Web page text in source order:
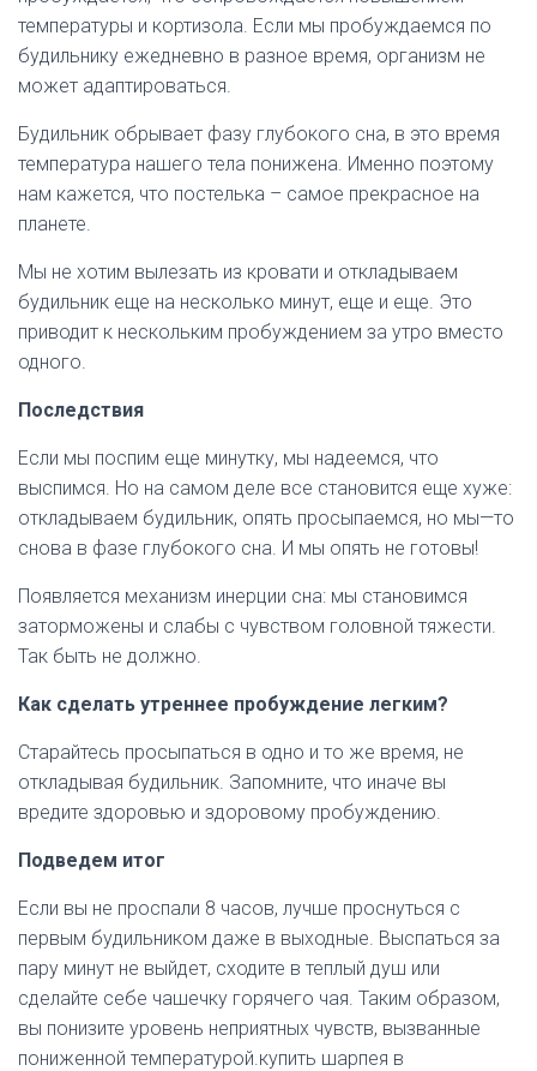
температуры и кортизола. Если мы пробуждаемся по
будильнику ежедневно в разное время, организм не
может адаптироваться.
Будильник обрывает фазу глубокого сна, в это время
температура нашего тела понижена. Именно поэтому
нам кажется, что постелька – самое прекрасное на
планете.
Мы не хотим вылезать из кровати и откладываем
будильник еще на несколько минут, еще и еще. Это
приводит к нескольким пробуждением за утро вместо
одного.
Последствия
Если мы поспим еще минутку, мы надеемся, что
выспимся. Но на самом деле все становится еще хуже:
откладываем будильник, опять просыпаемся, но мы—то
снова в фазе глубокого сна. И мы опять не готовы!
Появляется механизм инерции сна: мы становимся
заторможены и слабы с чувством головной тяжести.
Так быть не должно.
Как сделать утреннее пробуждение легким?
Старайтесь просыпаться в одно и то же время, не
откладывая будильник. Запомните, что иначе вы
вредите здоровью и здоровому пробуждению.
Подведем итог
Если вы не проспали 8 часов, лучше проснуться с
первым будильником даже в выходные. Выспаться за
пару минут не выйдет, сходите в теплый душ или
сделайте себе чашечку горячего чая. Таким образом,
вы понизите уровень неприятных чувств, вызванные
пониженной температурой.купить шарпея в